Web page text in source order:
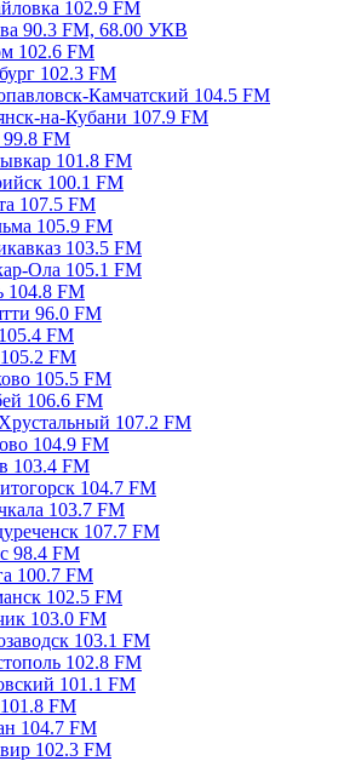
102.9 FM
90.3 FM, 68.00 УКВ
102.6 FM
102.3 FM
Камчатский 104.5 FM
на-Кубани 107.9 FM
FM
101.8 FM
100.1 FM
107.5 FM
105.9 FM
103.5 FM
Ола 105.1 FM
104.8 FM
96.0 FM
FM
FM
105.5 FM
106.6 FM
107.2 FM
104.9 FM
103.4 FM
104.7 FM
103.7 FM
107.7 FM
98.4 FM
100.7 FM
102.5 FM
103.0 FM
103.1 FM
102.8 FM
101.1 FM
FM
104.7 FM
102.3 FM